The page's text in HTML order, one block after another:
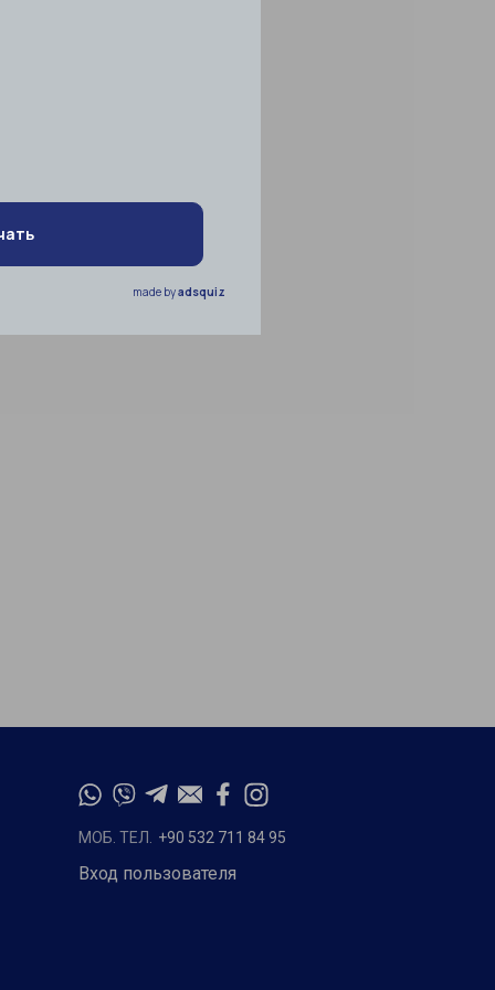
МОБ. ТЕЛ. +90 532 711 84 95
Вход пользователя